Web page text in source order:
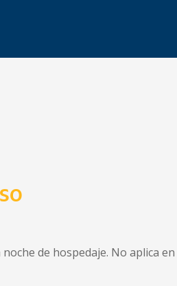
de hospedaje. No aplica en